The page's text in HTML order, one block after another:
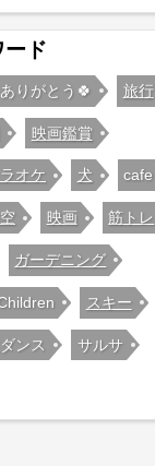
ード
ありがとう🍀 旅行
映画鑑賞
オケ 犬 cafe
映画 筋トレ
ガーデニング
スキー
ンス サルサ